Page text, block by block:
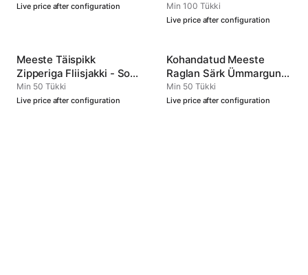
Live price after configuration Min 100 Tükki
Live price after configuration
Meeste Täispikk
Zipperiga Fliisjakki - Soe
ja Mitmekülgne
Min 50 Tükki
Live price after configuration
Kohandatud Meeste
Raglan Särk Ümmargune
Kaelus Tüüp 4
Min 50 Tükki
Live price after configuration